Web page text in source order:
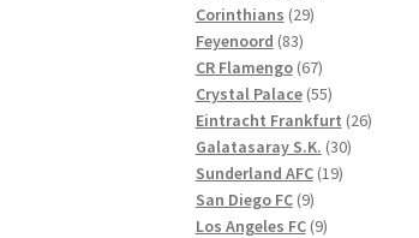
Corinthians 2929
Feyenoord 8383
produkter
CR Flamengo 6767
produkter
Crystal Palace 5555
produkter
Eintracht Frankfurt 2626
Galatasaray S.K. 3030
Sunderland AFC 1919
San Diego FC 99
produkter
Los Angeles FC 99